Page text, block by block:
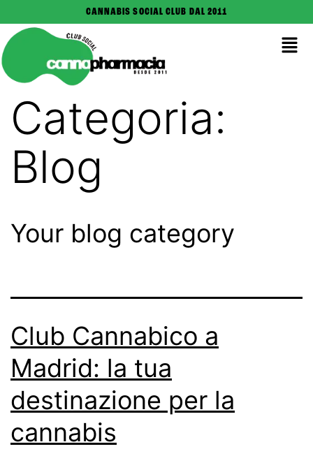
CANNABIS SOCIAL CLUB DAL 2011
Categoria:
Blog
Your blog category
Club Cannabico a
Madrid: la tua
destinazione per la
cannabis